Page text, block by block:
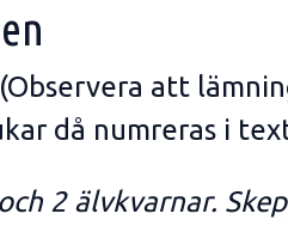
att
då numreras i
2 älvkvarnar.